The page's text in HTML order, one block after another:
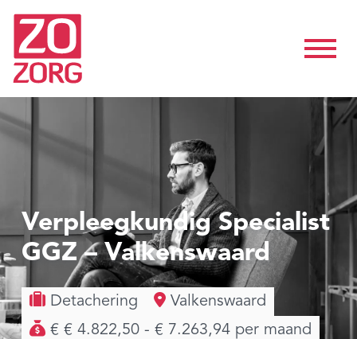
Verpleegkundig Specialist
GGZ – Valkenswaard
Detachering
Valkenswaard
€ € 4.822,50 - € 7.263,94 per maand